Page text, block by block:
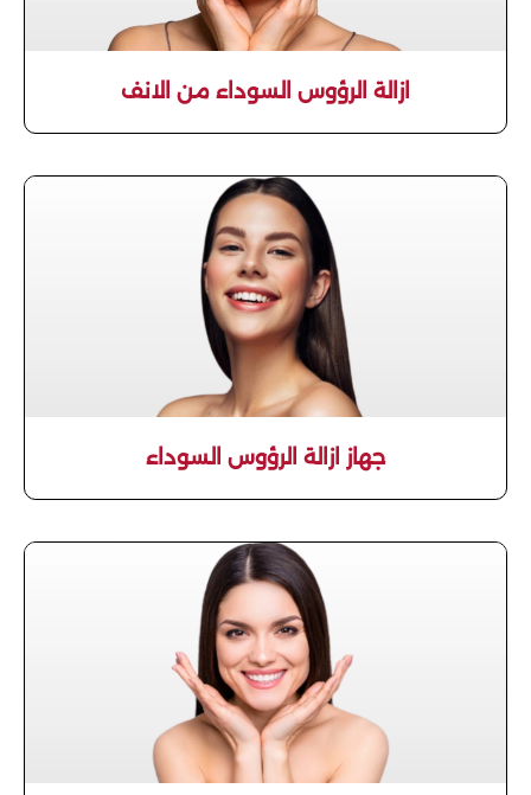
ازالة الرؤوس السوداء من الانف
جهاز ازالة الرؤوس السوداء